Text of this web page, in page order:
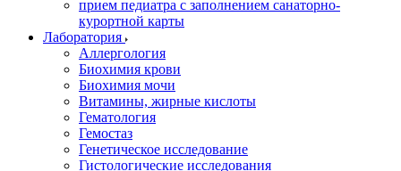
прием педиатра с заполнением санаторно-
курортной карты
Лаборатория
Аллергология
Биохимия крови
Биохимия мочи
Витамины, жирные кислоты
Гематология
Гемостаз
Генетическое исследование
Гистологические исследования